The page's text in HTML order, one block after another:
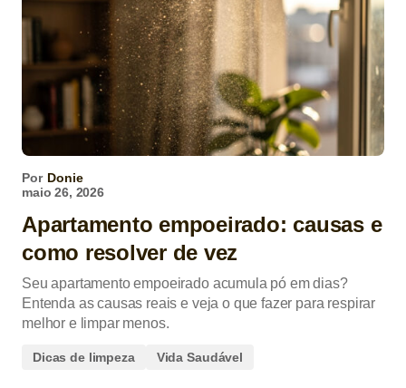
Por Donie
maio 26, 2026
Apartamento empoeirado: causas e
como resolver de vez
Seu apartamento empoeirado acumula pó em dias?
Entenda as causas reais e veja o que fazer para respirar
melhor e limpar menos.
Dicas de limpeza Vida Saudável